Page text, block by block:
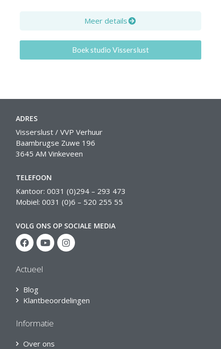
Meer details
Boek studio Visserslust
ADRES
Visserslust / VVP Verhuur
Baambrugse Zuwe 196
3645 AM Vinkeveen
TELEFOON
Kantoor: 0031 (0)294 – 293 473
Mobiel: 0031 (0)6 – 520 255 55
VOLG ONS OP SOCIALE MEDIA
Actueel
Blog
Klantbeoordelingen
Informatie
Over ons